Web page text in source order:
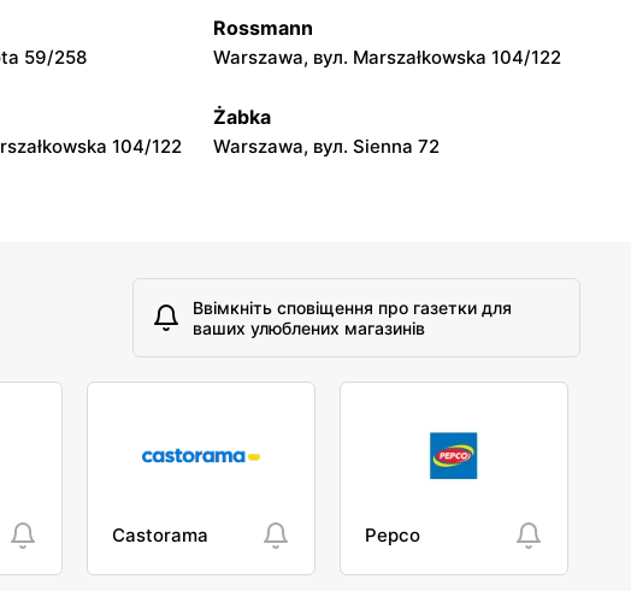
27/29
Łódź, вул. Stanisława Przybyszewskiego
323
59/258
Rossmann
Warszawa, вул. Marszałkowska 104/122
104/122
Żabka
Warszawa, вул. Sienna 72
Ввімкніть сповіщення про газетки для
ваших улюблених магазинів
Castorama Pepco